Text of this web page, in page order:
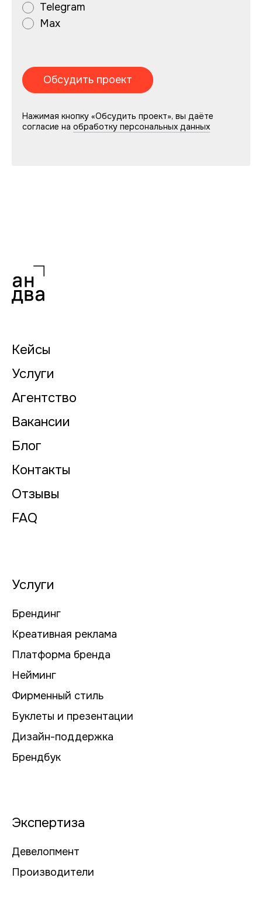
Telegram
Max
Нажимая кнопку «Обсудить проект», вы даёте
согласие наобработку персональных данных
Кейсы
Услуги
Агентство
Вакансии
Блог
Контакты
Отзывы
FAQ
Услуги
Брендинг
Креативная реклама
Платформа бренда
Нейминг
Фирменный стиль
Буклеты и презентации
Дизайн-поддержка
Брендбук
Экспертиза
Девелопмент
Производители